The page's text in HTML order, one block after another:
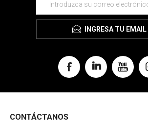
INGRESA TU EMAIL
CONTÁCTANOS